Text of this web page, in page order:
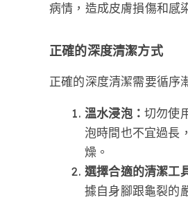
病情，造成皮膚損傷和感
正確的深度清潔方式
正確的深度清潔需要循序
溫水浸泡： 切勿使
泡時間也不宜過長
燥。
選擇合適的清潔工
據自身腳跟龜裂的